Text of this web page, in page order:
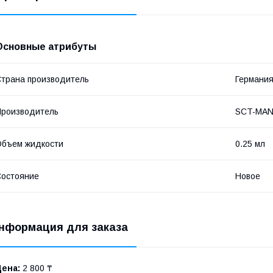
атрибуты
производитель Германия
SCT-
жидкости 0.25 мл
Новое
для заказа
2 800 ₸